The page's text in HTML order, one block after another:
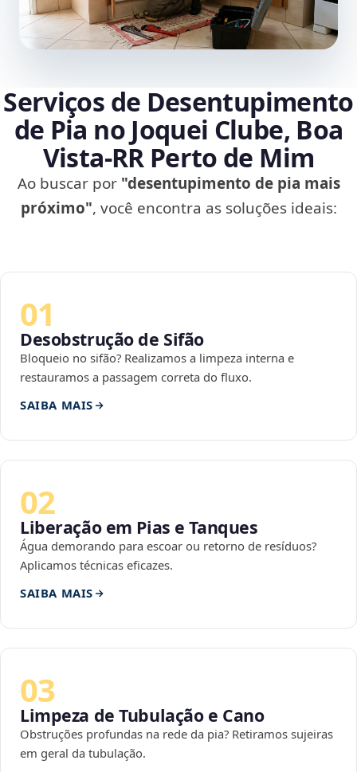
Serviços de Desentupimento
de Pia no Joquei Clube, Boa
Vista‑RR Perto de Mim
Ao buscar por "desentupimento de pia mais
próximo", você encontra as soluções ideais:
01
Desobstrução de Sifão
Bloqueio no sifão? Realizamos a limpeza interna e
restauramos a passagem correta do fluxo.
SAIBA MAIS
02
Liberação em Pias e Tanques
Água demorando para escoar ou retorno de resíduos?
Aplicamos técnicas eficazes.
SAIBA MAIS
03
Limpeza de Tubulação e Cano
Obstruções profundas na rede da pia? Retiramos sujeiras
em geral da tubulação.